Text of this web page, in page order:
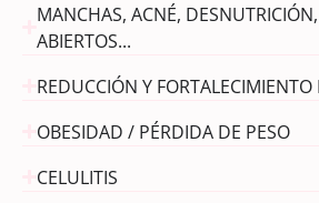
MANCHAS, ACNÉ,
ABIERTOS...
REDUCCIÓN Y
OBESIDAD / PÉRDIDA DE PESO
CELULITIS